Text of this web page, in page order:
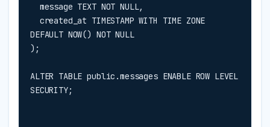
DEFAULT NOW() NOT NULL
);
ALTER TABLE public.messages ENABLE ROW LEVEL
SECURITY;